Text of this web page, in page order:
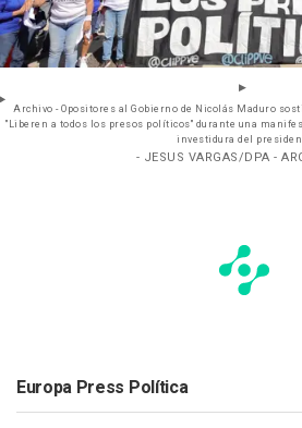
Archivo - Opositores al Gobierno de Nicolás Maduro
"Liberen a todos los presos políticos" durante una
investidura del
- JESUS VARGAS/DPA -
Europa Press Política